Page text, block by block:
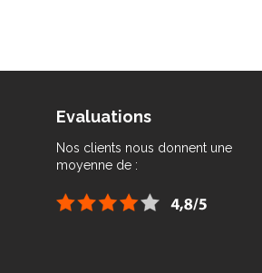
Evaluations
Nos clients nous donnent une
moyenne de :